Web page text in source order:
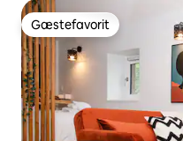
Gæstefavorit
Gæstefavorit